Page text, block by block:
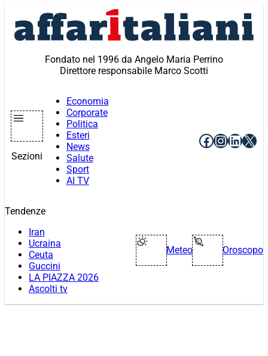
contenuto
Fondato nel 1996 da Angelo Maria Perrino
Direttore responsabile Marco Scotti
Sezioni
Economia
Corporate
Politica
Esteri
News
Salute
Sport
AI TV
Facebook
X
Tendenze
Iran
Ucraina
Ceuta
Guccini
LA PIAZZA 2026
Ascolti tv
Meteo Oroscopo